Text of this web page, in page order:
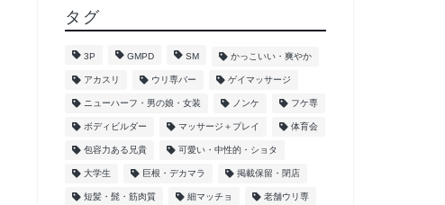
タグ
3P GMPD SM かっこいい・爽やか
アカスリ ウリ専バー ゲイマッサージ
ニューハーフ・男の娘・女装 ノンケ フケ専
ボディビルダー マッサージ＋プレイ 体育会
包容力ある兄貴 可愛い・中性的・ショタ
大学生 巨根・デカマラ 掲載保留・閉店
短髪・髭・筋肉質 細マッチョ 老舗ウリ専